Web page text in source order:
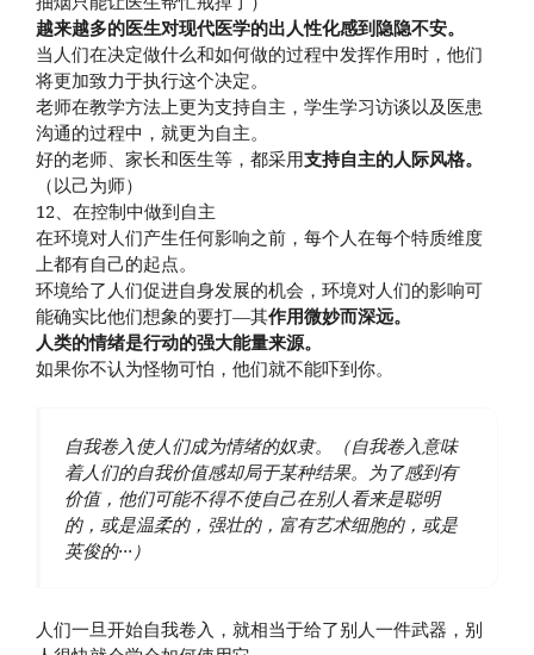
越来越多的医生对现代医学的出人性化感到隐隐不安。
当人们在决定做什么和如何做的过程中发挥作用时，他们
将更加致力于执行这个决定。
老师在教学方法上更为支持自主，学生学习访谈以及医患
沟通的过程中，就更为自主。
好的老师、家长和医生等，都采用支持自主的人际风格。
（以己为师）
12、在控制中做到自主
在环境对人们产生任何影响之前，每个人在每个特质维度
上都有自己的起点。
环境给了人们促进自身发展的机会，环境对人们的影响可
能确实比他们想象的要打—其作用微妙而深远。
人类的情绪是行动的强大能量来源。
如果你不认为怪物可怕，他们就不能吓到你。
自我卷入使人们成为情绪的奴隶。（自我卷入意味
着人们的自我价值感却局于某种结果。为了感到有
价值，他们可能不得不使自己在别人看来是聪明
的，或是温柔的，强壮的，富有艺术细胞的，或是
英俊的···）
人们一旦开始自我卷入，就相当于给了别人一件武器，别